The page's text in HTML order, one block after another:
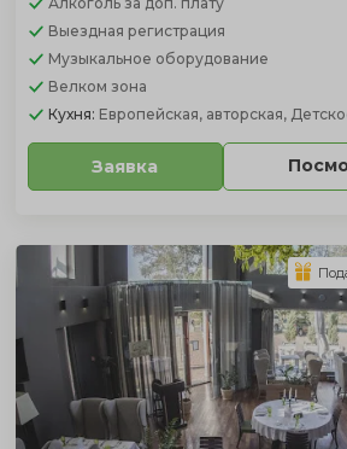
Выездная регистрация
Музыкальное оборудование
Велком зона
Кухня: Европейская, авторская,
Заявка